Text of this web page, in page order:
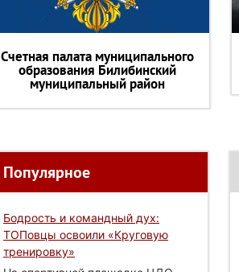
Счетная палата муниципального
образования Билибинский
муниципальный район
Популярное
Бодрость и командный дух:
ТОПовцы освоили «Круговую
тренировку»